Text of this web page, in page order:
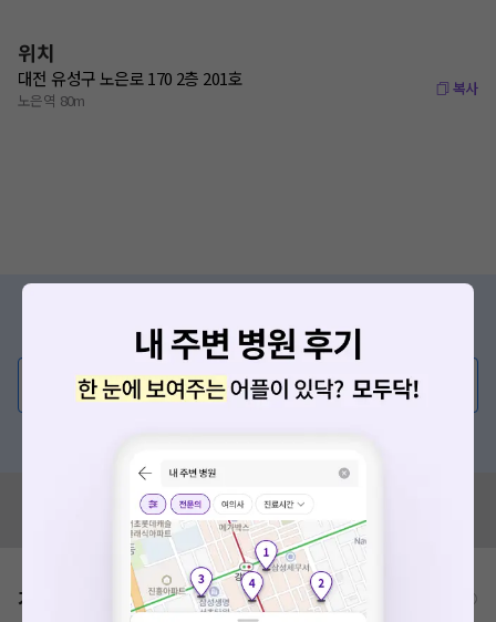
위치
대전 유성구 노은로 170 2층 201호
노은역 80m
복사
증상/치료, 궁금한 점이 있나요?
의사가 직접 답해드려요!
💬 무엇이든 물어보세요
혹시 잘못된 병원정보가 있나요?
모두닥 팀에 알려주세요!
가격표 비급여/급여 진료란?